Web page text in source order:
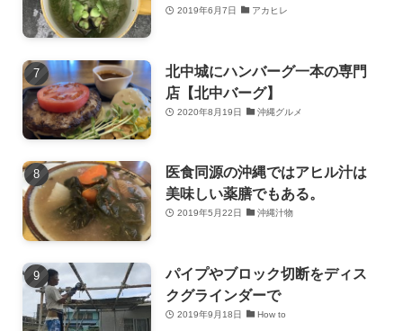
2019年6月7日 アカヒレ
北中城にハンバーグ一本の専門
店【北中バーグ】
2020年8月19日 沖縄グルメ
医食同源の沖縄ではアヒル汁は
美味しい薬膳でもある。
2019年5月22日 沖縄汁物
パイプやブロック切断をディス
クグラインダーで
2019年9月18日 How to